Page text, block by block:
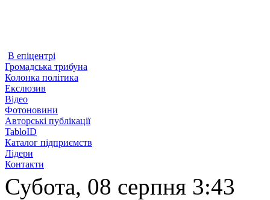
В епіцентрі
Громадська трибуна
Колонка політика
Екслюзив
Відео
Фотоновини
Авторські публікації
TabloID
Каталог підприємств
Лідери
Контакти
Субота, 08 серпня 3:43